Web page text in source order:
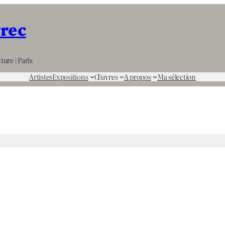
| Paris
ArtistesExpositions Œuvres A propos Ma sélection